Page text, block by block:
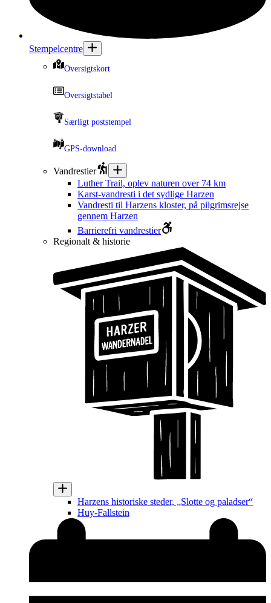
Stempelcentre
Oversigtskort
Oversigtstabel
Særligt poststempel
GPS-download
Vandrestier
Luther Trail, oplev naturen over 74 km
Karst-vandresti i det sydlige Harzen
Vandresti til Harzens kloster, på pilgrimsrejse
gennem Harzen
Barrierefri vandrestier
Regionalt & historie
Harzens historiske steder, „Slotte og paladser“
Huy-Fallstein